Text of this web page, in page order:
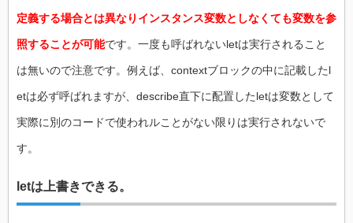
定義する場合とは異なりインスタンス変数としなくても変数を参
照することが可能です。一度も呼ばれないletは実行されること
は無いので注意です。例えば、contextブロックの中に記載したl
etは必ず呼ばれますが、describe直下に配置したletは変数として
実際に別のコードで使われルことがない限りは実行されないで
す。
letは上書きできる。